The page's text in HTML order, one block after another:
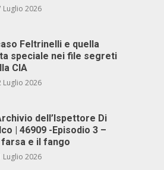
Luglio 2026
Feltrinelli e quella
speciale nei file segreti
CIA
Luglio 2026
dell’Ispettore Di
| 46909 -Episodio 3 –
farsa e il fango
Luglio 2026